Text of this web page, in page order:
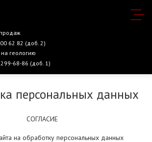
62 82 (доб. 2)
геологию
68-86 (доб. 1)
персональных данных
СОГЛАСИЕ
на обработку персональных данных